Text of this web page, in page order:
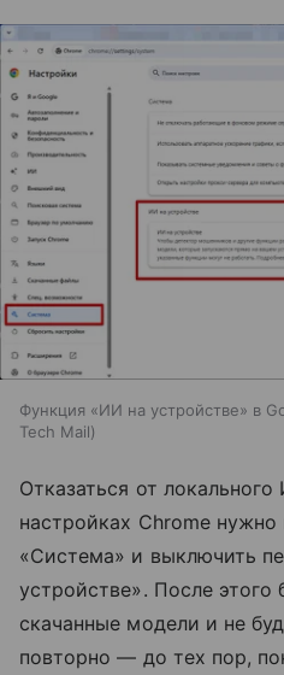
Функция «ИИ на устройстве» в
Tech Mail
Отказаться от
настройках Chrome нужно
«Система» и выключить
устройстве». После этого
скачанные модели и не
повторно — до тех пор,